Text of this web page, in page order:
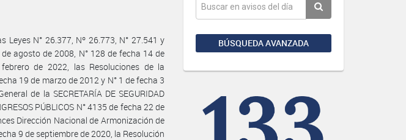
BÚSQUEDA AVANZADA
Leyes N° 26.377, Nº 26.773, N° 27.541 y
agosto de 2008, N° 128 de fecha 14 de
de 2022, las Resoluciones de la
19 de marzo de 2012 y N° 1 de fecha 3
de la SECRETARÍA DE SEGURIDAD
PÚBLICOS N° 4135 de fecha 22 de
Dirección Nacional de Armonización de
9 de septiembre de 2020, la Resolución